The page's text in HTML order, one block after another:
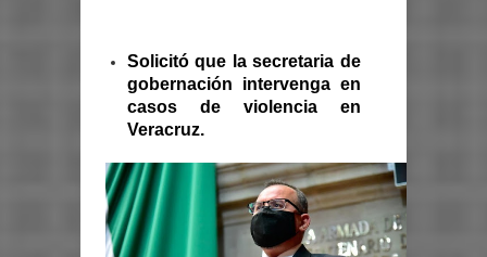
Solicitó que la secretaria de
gobernación intervenga en
casos de violencia en
Veracruz.